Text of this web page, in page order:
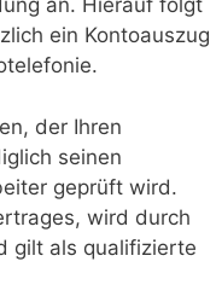
an. Hierauf folgt
ein Kontoauszug
der Ihren
seinen
geprüft wird.
wird durch
gilt als qualifizierte